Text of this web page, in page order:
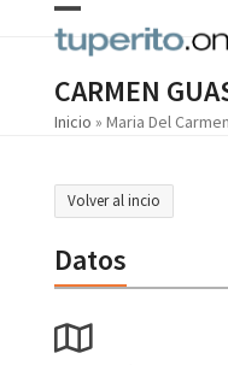
Open
mobile
menu
Close
mobile
menu
CARMEN
Inicio » Maria Del
Volver al incio
Datos